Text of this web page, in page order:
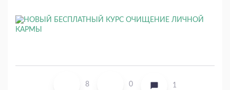
8 0 1